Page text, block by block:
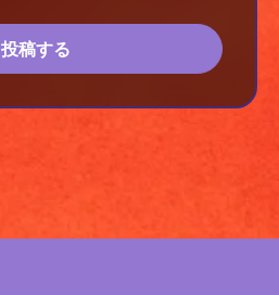
投稿する